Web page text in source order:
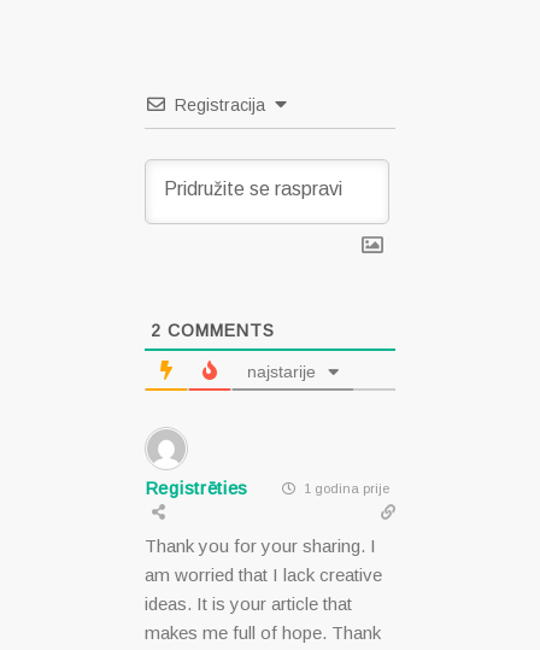
Registracija
2 COMMENTS
najstarije
Registrēties 1 godina prije
Thank you for your sharing. I
am worried that I lack creative
ideas. It is your article that
makes me full of hope. Thank